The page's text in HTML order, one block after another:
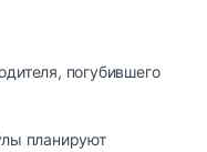
погубившего
планируют